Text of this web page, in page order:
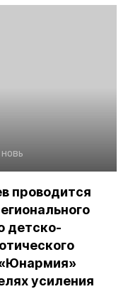
проводится
детско-
усиления